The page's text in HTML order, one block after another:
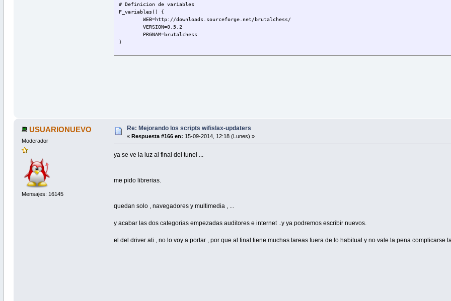
# Definicion de variables
F_variables() {
WEB=http://downloads.sourceforge.net/brutalchess/
VERSION=0.5.2
PRGNAM=brutalchess
}
############################################################
if [ ! -f $PRGNAM-alpha-$VERSION-src.tar.gz ]; then
echo ""
echo "$CYAN"Descargando sources de $PRGNAM-$VERSION"$CIERRE"
wget $WEB$PRGNAM-alpha-$VERSION-src.tar.gz
# Descomprimimos el fichero descargado y compilamos
echo "$VERDE"Descomprimiendo ..."$CIERRE"
rm -rf $PRGNAM-$VERSION
cd $PRGNAM-$VERSION
USUARIONUEVO
Moderador
Mensajes: 16145
Re: Mejorando los scripts wifislax-updaters
« Respuesta #166 en: 15-09-2014, 12:18 (Lunes) »
ya se ve la luz al final del tunel ...
me pido librerias.
quedan solo , navegadores y multimedia , ...
y acabar las dos categorias empezadas auditores e internet ..y ya podremos escribir nuevos.
el del driver ati , no lo voy a portar , por que al final tiene muchas tareas fuera de lo habitual y no vale la pena complicarse